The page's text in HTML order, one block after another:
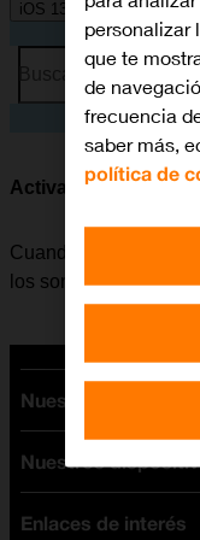
iOS 13.1
Busca por problema
Activar o desactivar
Cuando se activa el
los sonidos del móvil.
Nuestras tarifas
Tarifas Orange
Tarifas fibra y móvil
Nuestros
Ofertas en móviles
Enlaces de interés
personalizar
que te
de
frecuencia
saber más,
política de